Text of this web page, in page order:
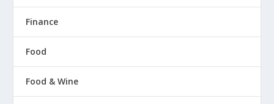
Finance
Food
Food & Wine